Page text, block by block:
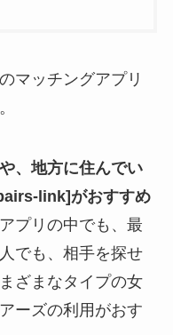
マッチングアプリ
、地方に住んでい
link]がおすすめ
プリの中でも、最
でも、相手を探せ
ざまなタイプの女
ーズの利用がおす